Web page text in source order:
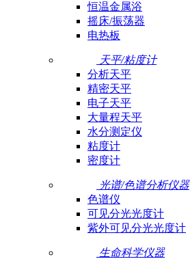
恒温金属浴
摇床/振荡器
电热板
天平/粘度计
分析天平
精密天平
电子天平
大量程天平
水分测定仪
粘度计
密度计
光谱/色谱分析仪器
色谱仪
可见分光光度计
紫外可见分光光度计
生命科学仪器